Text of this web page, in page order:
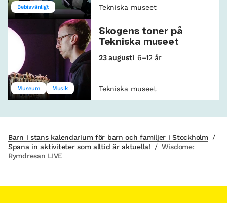
Bebisvänligt Tekniska museet
Museum Musik
Skogens toner på
Tekniska museet
23 augusti 6–12 år
Tekniska museet
Barn i stans kalendarium för barn och familjer i Stockholm /
Spana in aktiviteter som alltid är aktuella!
/ Wisdome:
Rymdresan LIVE